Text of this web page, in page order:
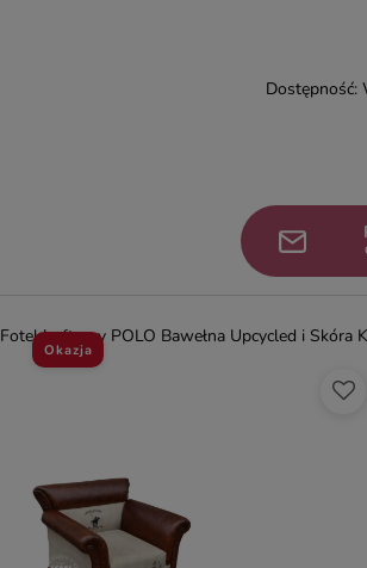
Dostępność:
Fotel Loftowy POLO Bawełna Upcycled i Skóra
Okazja